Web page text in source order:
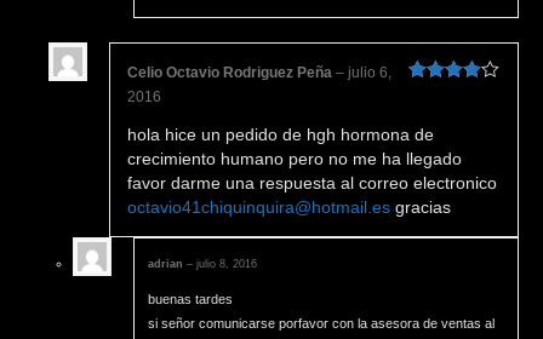
Celio Octavio Rodriguez Peña – julio 6,
2016
hola hice un pedido de hgh hormona de
crecimiento humano pero no me ha llegado
favor darme una respuesta al correo electronico
octavio41chiquinquira@hotmail.es gracias
adrian – julio 8, 2016
buenas tardes
si señor comunicarse porfavor con la asesora de ventas al